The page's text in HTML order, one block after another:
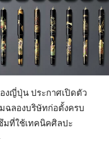
งญี่ปุ่น ประกาศเปิดตัว
ฉลองบริษัทก่อตั้งครบ
มที่ใช้เทคนิคศิลปะ